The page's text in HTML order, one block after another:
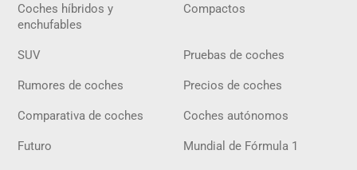
Coches híbridos y
enchufables
Compactos
SUV Pruebas de coches
Rumores de coches Precios de coches
Comparativa de coches Coches autónomos
Futuro Mundial de Fórmula 1